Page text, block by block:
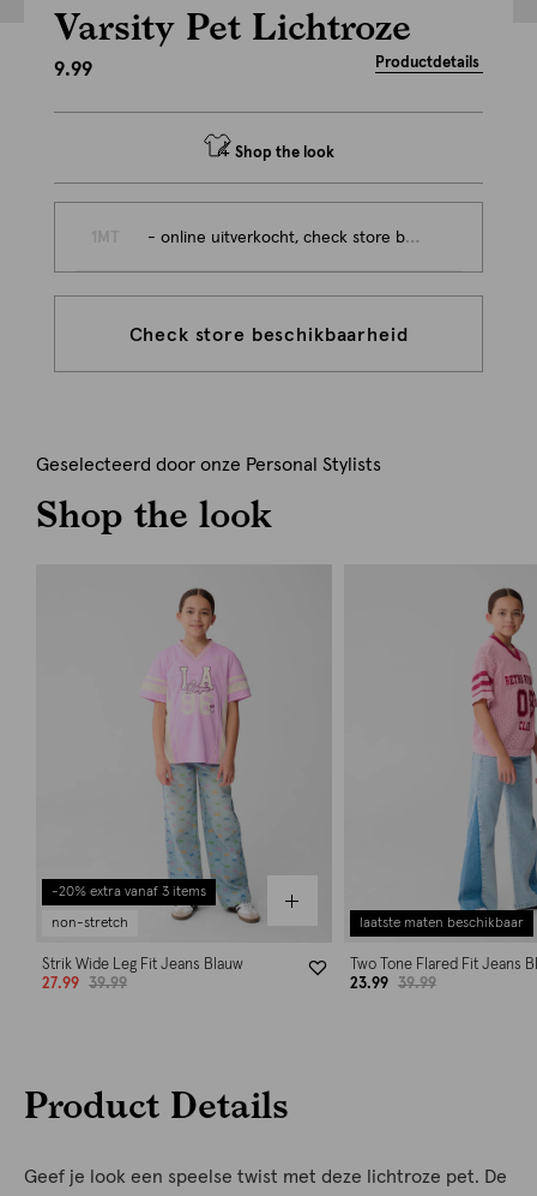
Varsity Pet Lichtroze
9.99 Productdetails
Shop the look
- online uitverkocht, check store beschikbaarheid
Check store beschikbaarheid
Geselecteerd door onze Personal Stylists
Shop the look
-20% extra vanaf 3 items
non-stretch
Strik Wide Leg Fit Jeans Blauw
27.99
39.99
laatste maten beschikbaar
Two Tone Flared Fit Jeans
23.99
39.99
Product Details
Geef je look een speelse twist met deze lichtroze pet. De